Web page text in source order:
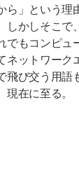
ら」という
しかしそこで
でもコンピュ
ネットワーク
飛び交う用語
在に至る。